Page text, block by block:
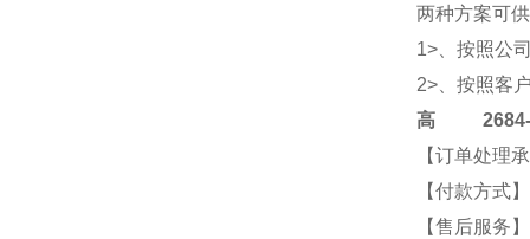
两种方案可
1>、按照公
2>、按照客
高2684-
【订单处理
【付款方式
【售后服务